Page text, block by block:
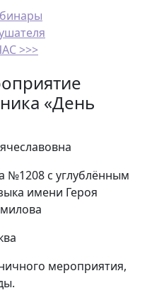
>>>
«День
№1208 с углублённым
имени Героя
мероприятия,